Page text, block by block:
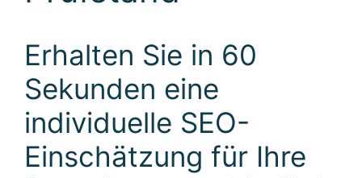
Erhalten Sie in 60
Sekunden eine
individuelle SEO-
Einschätzung für Ihre